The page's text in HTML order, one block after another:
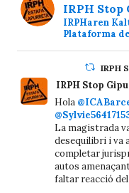
IRPH Stop
IRPHaren
Plataforma
IRPH
IRPH Stop
Hola
La magistrada
desequilibri i va
completar
autos
faltar reacció del